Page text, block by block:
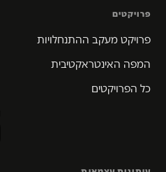
פרויקטים
פרויקט מעקב ההתנחלויות
המפה האינטראקטיבית
כל הפרויקטים